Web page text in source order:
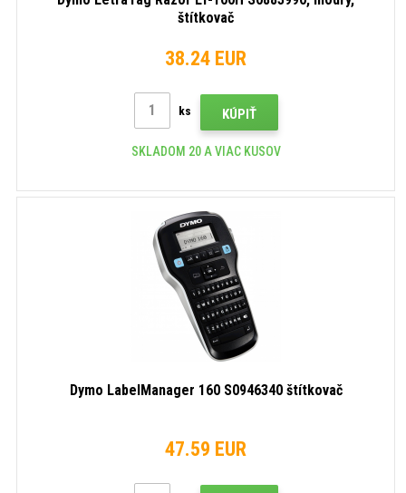
štítkovač
38.24 EUR
ks KÚPIŤ
SKLADOM 20 A VIAC KUSOV
Dymo LabelManager 160 S0946340 štítkovač
47.59 EUR